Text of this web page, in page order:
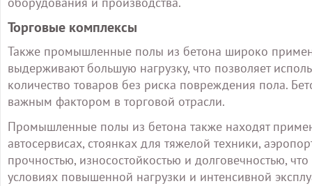
Торговые комплексы
Также промышленные полы из бетона широко
выдерживают большую нагрузку, что позволяет
количество товаров без риска повреждения пола.
важным фактором в торговой отрасли.
Промышленные полы из бетона также находят
автосервисах, стоянках для тяжелой техники,
прочностью, износостойкостью и долговечностью,
условиях повышенной нагрузки и интенсивной